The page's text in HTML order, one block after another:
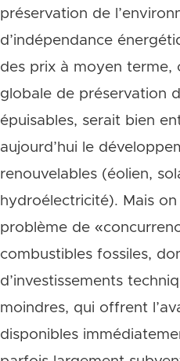
préservation de
d’indépendance
des prix à moyen terme,
globale de préservation
épuisables, serait bien
aujourd’hui le
renouvelables (éolien,
hydroélectricité). Mais
problème de
combustibles fossiles,
d’investissements
moindres, qui offrent
disponibles